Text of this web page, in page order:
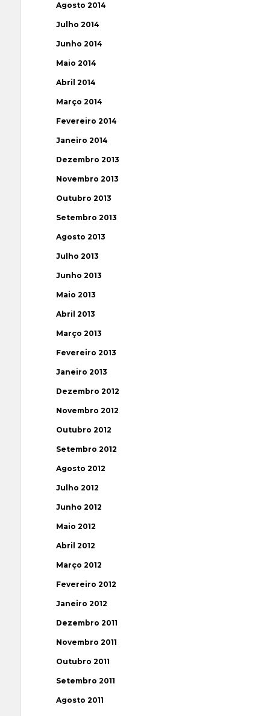
Agosto 2014
Julho 2014
Junho 2014
Maio 2014
Abril 2014
Março 2014
Fevereiro 2014
Janeiro 2014
Dezembro 2013
Novembro 2013
Outubro 2013
Setembro 2013
Agosto 2013
Julho 2013
Junho 2013
Maio 2013
Abril 2013
Março 2013
Fevereiro 2013
Janeiro 2013
Dezembro 2012
Novembro 2012
Outubro 2012
Setembro 2012
Agosto 2012
Julho 2012
Junho 2012
Maio 2012
Abril 2012
Março 2012
Fevereiro 2012
Janeiro 2012
Dezembro 2011
Novembro 2011
Outubro 2011
Setembro 2011
Agosto 2011